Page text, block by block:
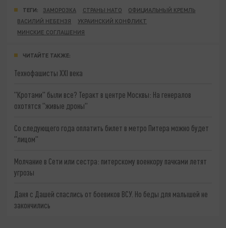
ТЕГИ: ЗАМОРОЗКА СТРАНЫ НАТО
ОФИЦИАЛЬНЫЙ КРЕМЛЬ
ВАСИЛИЙ НЕБЕНЗЯ
УКРАИНСКИЙ КОНФЛИКТ
МИНСКИЕ СОГЛАШЕНИЯ
ЧИТАЙТЕ ТАКЖЕ:
Технофашисты XXI века
"Кротами" были все? Теракт в центре Москвы: На генералов
охотятся "живые дроны"
Со следующего года оплатить билет в метро Питера можно будет
"лицом"
Молчание в Сети или сестра: питерскому военкору пачками летят
угрозы
Даня с Дашей спаслись от боевиков ВСУ. Но беды для малышей не
закончились